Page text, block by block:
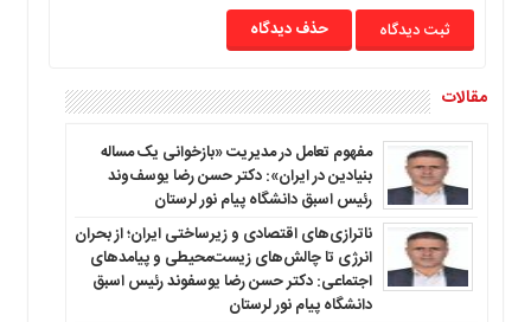
حذف دیدگاه
مقالات
مفهوم تعامل در مدیریت «بازخوانی یک مساله
بنیادین در ایران»: دکتر حسن رضا یوسف‌وند
رئیس اسبق دانشگاه پیام نور لرستان
ناترازی‌های اقتصادی و زیرساختی ایران؛ از بحران
انرژی تا چالش‌های زیست‌محیطی و پیامدهای
اجتماعی: دکتر حسن رضا یوسفوند رئیس اسبق
دانشگاه پیام نور لرستان